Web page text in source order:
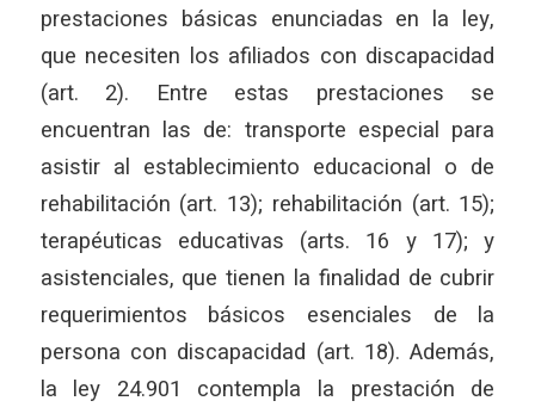
prestaciones básicas enunciadas en la ley,
que necesiten los afiliados con discapacidad
(art. 2). Entre estas prestaciones se
encuentran las de: transporte especial para
asistir al establecimiento educacional o de
rehabilitación (art. 13); rehabilitación (art. 15);
terapéuticas educativas (arts. 16 y 17); y
asistenciales, que tienen la finalidad de cubrir
requerimientos básicos esenciales de la
persona con discapacidad (art. 18). Además,
la ley 24.901 contempla la prestación de